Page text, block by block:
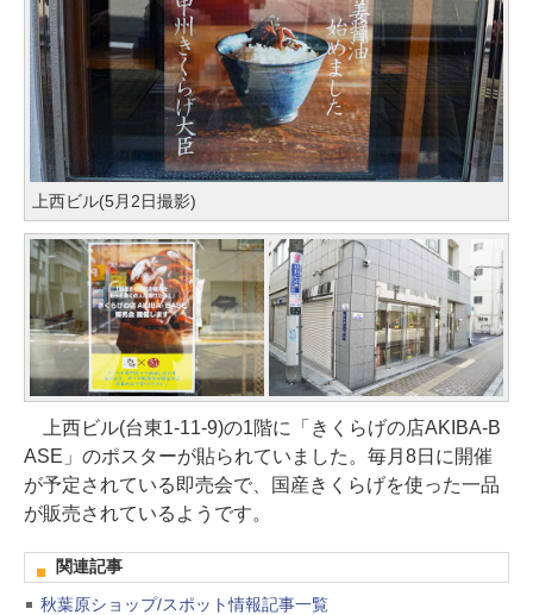
上西ビル(5月2日撮影)
上西ビル(台東1-11-9)の1階に「きくらげの店AKIBA-B
ASE」のポスターが貼られていました。毎月8日に開催
が予定されている即売会で、国産きくらげを使った一品
が販売されているようです。
関連記事
秋葉原ショップ/スポット情報記事一覧